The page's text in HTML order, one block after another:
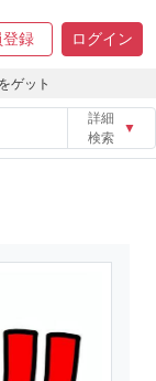
登録 ログイン
ゲット
詳細
検索
▼